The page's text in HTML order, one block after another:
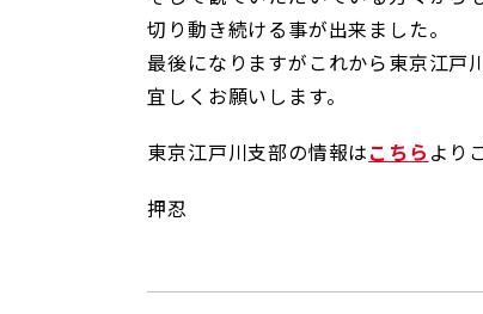
切り動き続ける事が出来ました。
最後になりますがこれから東京江戸
宜しくお願いします。
東京江戸川支部の情報はこちら より
押忍